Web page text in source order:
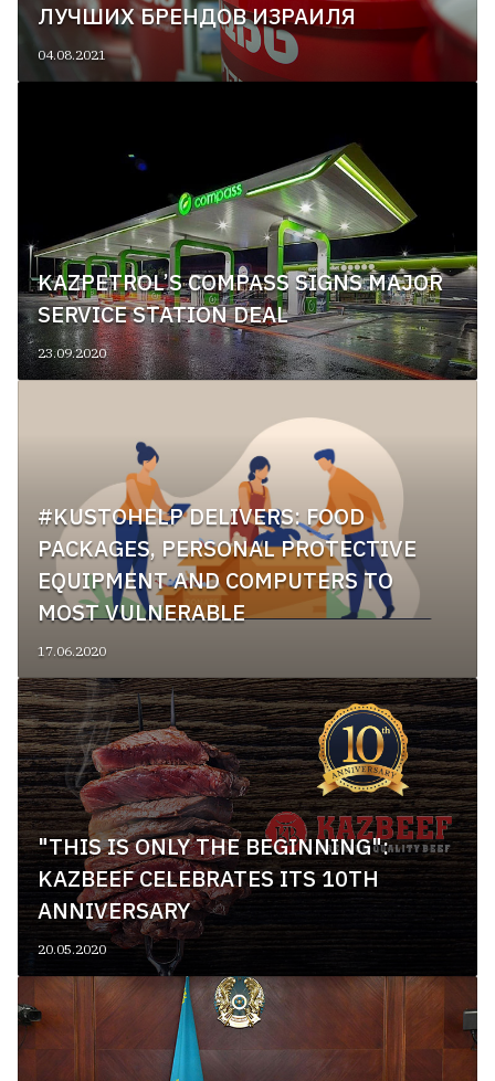
ЛУЧШИХ БРЕНДОВ ИЗРАИЛЯ
04.08.2021
KAZPETROL’S COMPASS SIGNS MAJOR
SERVICE STATION DEAL
23.09.2020
#KUSTOHELP DELIVERS: FOOD
PACKAGES, PERSONAL PROTECTIVE
EQUIPMENT AND COMPUTERS TO
MOST VULNERABLE
17.06.2020
"THIS IS ONLY THE BEGINNING":
KAZBEEF CELEBRATES ITS 10TH
ANNIVERSARY
20.05.2020